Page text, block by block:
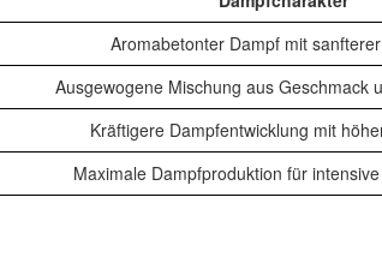
Aromabetonter Dampf mit
Ausgewogene Mischung aus Geschmack
Kräftigere Dampfentwicklung mit
Maximale Dampfproduktion für